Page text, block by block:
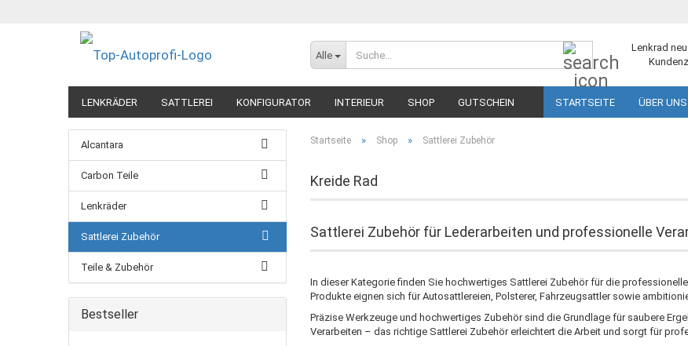
Alle
Lenkrad
LENKRÄDER SATTLEREI KONFIGURATOR INTERIEUR SHOP GUTSCHEIN STARTSEITE ÜBER UNS
Startseite » Shop » Sattlerei Zubehör
Kreide Rad
Sattlerei Zubehör für Lederarbeiten und professionelle
In dieser Kategorie finden Sie hochwertiges Sattlerei Zubehör für die
Produkte eignen sich für Autosattlereien, Polsterer, Fahrzeugsattler sowie
Präzise Werkzeuge und hochwertiges Zubehör sind die Grundlage für saubere
Verarbeiten – das richtige Sattlerei Zubehör erleichtert die Arbeit und sorgt für
Alcantara
Carbon Teile
Lenkräder
Sattlerei Zubehör
Teile & Zubehör
Bestseller